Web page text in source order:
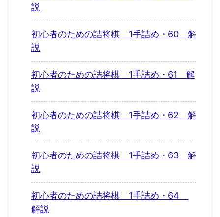
説
初心者のための詰将棋 1手詰め・60 解
説
初心者のための詰将棋 1手詰め・61 解
説
初心者のための詰将棋 1手詰め・62 解
説
初心者のための詰将棋 1手詰め・63 解
説
初心者のための詰将棋 1手詰め・64
解説